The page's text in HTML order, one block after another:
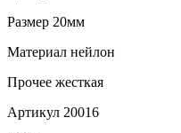
Размер 20мм
Материал нейлон
Прочее жесткая
Артикул 20016